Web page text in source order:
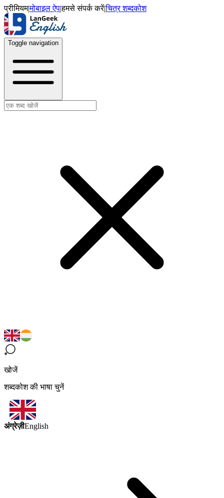
प्रीमियम|मोबाइल ऐप|हमसे संपर्क करें|चित्र शब्दकोश
Toggle navigation
खोजें
शब्दकोश की भाषा चुनें
अंग्रेज़ीEnglish